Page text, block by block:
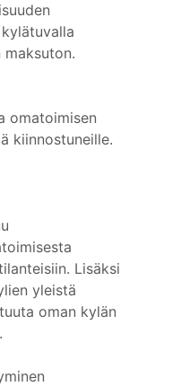
maksuton.
omatoimisen
kiinnostuneille.
Lisäksi
yleistä
oman kylän